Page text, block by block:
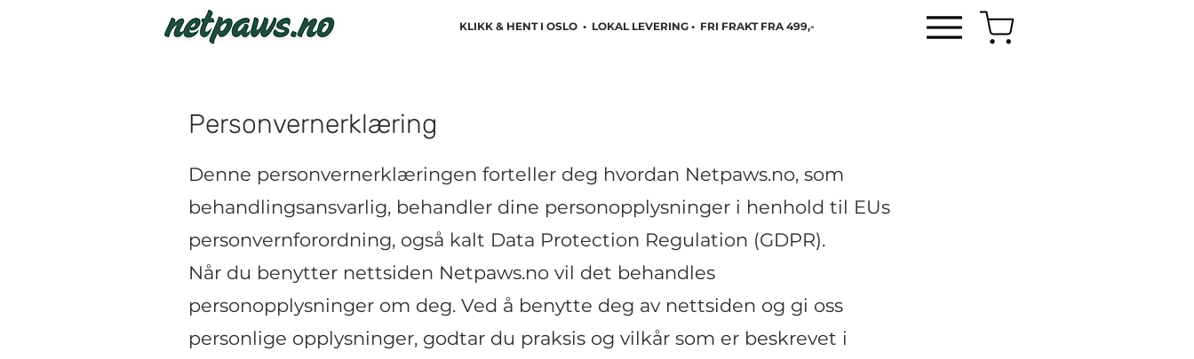
KLIKK & HENT I OSLO • LOKAL LEVERING • FRI FRAKT FRA 499,-
Personvernerklæring
Denne personvernerklæringen forteller deg hvordan Netpaws.no, som
behandlingsansvarlig, behandler dine personopplysninger i henhold til EUs
personvernforordning, også kalt Data Protection Regulation (GDPR).
Når du benytter nettsiden Netpaws.no vil det behandles
personopplysninger om deg. Ved å benytte deg av nettsiden og gi oss
personlige opplysninger, godtar du praksis og vilkår som er beskrevet i